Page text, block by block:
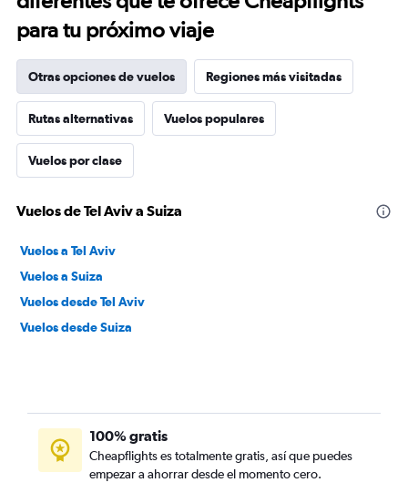
para tu próximo viaje
Otras opciones de vuelos Regiones más visitadas
Rutas alternativas Vuelos populares
Vuelos por clase
Vuelos de Tel Aviv a Suiza
Vuelos a Tel Aviv
Vuelos a Suiza
Vuelos desde Tel Aviv
Vuelos desde Suiza
100% gratis
Cheapflights es totalmente gratis, así que puedes
empezar a ahorrar desde el momento cero.